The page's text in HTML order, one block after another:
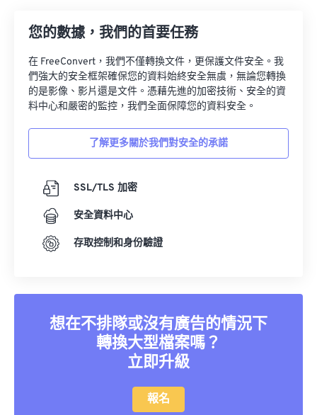
您的數據，我們的首要任務
在 FreeConvert，我們不僅轉換文件，更保護文件安全。我
們強大的安全框架確保您的資料始終安全無虞，無論您轉換
的是影像、影片還是文件。憑藉先進的加密技術、安全的資
料中心和嚴密的監控，我們全面保障您的資料安全。
了解更多關於我們對安全的承諾
SSL/TLS 加密
安全資料中心
存取控制和身份驗證
想在不排隊或沒有廣告的情況下
轉換大型檔案嗎？
立即升級
報名